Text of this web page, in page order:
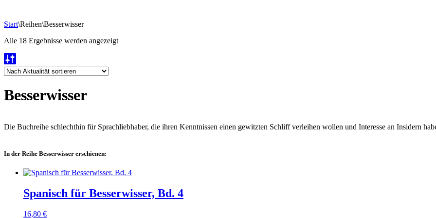
Start\Reihen\Besserwisser
Alle 18 Ergebnisse werden angezeigtNach
Besserwisser
Die Buchreihe schlechthin für Sprachliebhaber, die ihren Kenntnissen einen gewitzten Schliff verleihen wollen und Interesse an Insidern
In der Reihe Besserwisser erschienen:
Spanisch für Besserwisser, Bd. 4
16,80 €